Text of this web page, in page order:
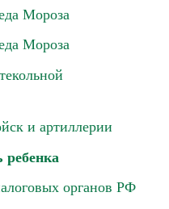
Мороза
Мороза
и артиллерии
ребенка
органов РФ